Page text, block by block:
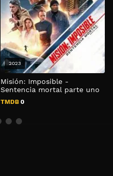
Misión: Imposible -
Sentencia mortal parte uno
TMDB 0
2023